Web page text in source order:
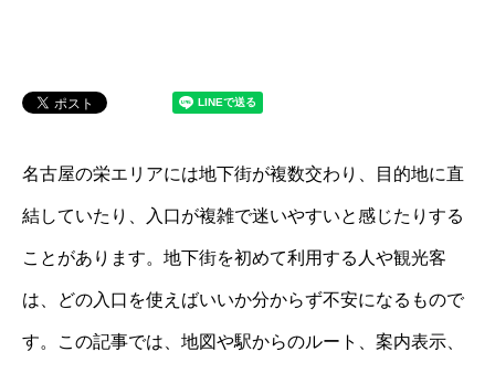
名古屋の栄エリアには地下街が複数交わり、目的地に直
結していたり、入口が複雑で迷いやすいと感じたりする
ことがあります。地下街を初めて利用する人や観光客
は、どの入口を使えばいいか分からず不安になるもので
す。この記事では、地図や駅からのルート、案内表示、